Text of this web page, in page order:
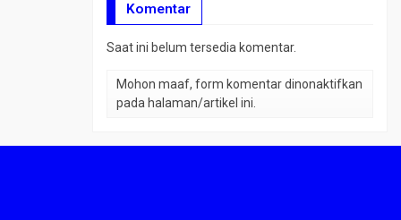
Komentar
Saat ini belum tersedia komentar.
Mohon maaf, form komentar dinonaktifkan
pada halaman/artikel ini.